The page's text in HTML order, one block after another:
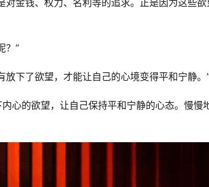
金钱、权力、名利等的追求。正是因为这些欲
？”
下了欲望，才能让自己的心境变得平和宁静。
心的欲望，让自己保持平和宁静的心态。慢慢